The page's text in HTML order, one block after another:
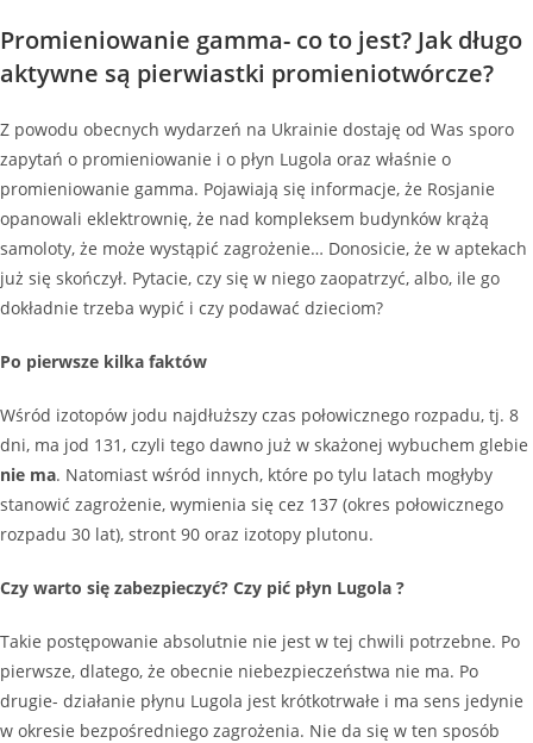
Promieniowanie gamma- co to jest? Jak długo
aktywne są pierwiastki promieniotwórcze?
Z powodu obecnych wydarzeń na Ukrainie dostaję od Was sporo
zapytań o promieniowanie i o płyn Lugola oraz właśnie o
promieniowanie gamma. Pojawiają się informacje, że Rosjanie
opanowali eklektrownię, że nad kompleksem budynków krążą
samoloty, że może wystąpić zagrożenie… Donosicie, że w aptekach
już się skończył. Pytacie, czy się w niego zaopatrzyć, albo, ile go
dokładnie trzeba wypić i czy podawać dzieciom?
Po pierwsze kilka faktów
Wśród izotopów jodu najdłuższy czas połowicznego rozpadu, tj. 8
dni, ma jod 131, czyli tego dawno już w skażonej wybuchem glebie
nie ma. Natomiast wśród innych, które po tylu latach mogłyby
stanowić zagrożenie, wymienia się cez 137 (okres połowicznego
rozpadu 30 lat), stront 90 oraz izotopy plutonu.
Czy warto się zabezpieczyć? Czy pić płyn Lugola ?
Takie postępowanie absolutnie nie jest w tej chwili potrzebne. Po
pierwsze, dlatego, że obecnie niebezpieczeństwa nie ma. Po
drugie- działanie płynu Lugola jest krótkotrwałe i ma sens jedynie
w okresie bezpośredniego zagrożenia. Nie da się w ten sposób